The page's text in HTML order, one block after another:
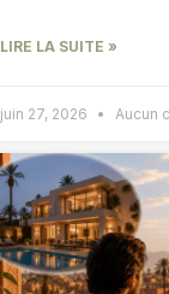
LIRE LA SUITE »
juin 27, 2026 Aucun